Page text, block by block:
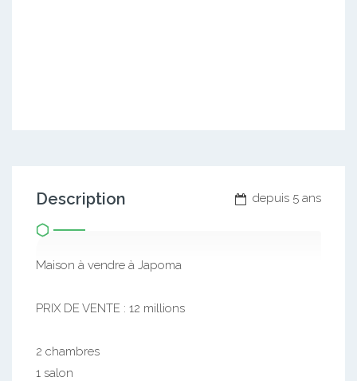
depuis 5 ans
Description
Maison à vendre à Japoma
PRIX DE VENTE : 12 millions
2 chambres
1 salon